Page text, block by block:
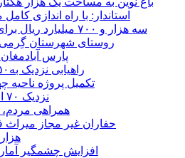
استاندار: با راه اندازی
سه هزار و ۷۰۰ میلیارد ریال برای توسعه زیرساخت عشایر اردبیل ابلاغ شد
۴۰ روستای شهرستان
پارس آبادمغان ۸۵ درصد بذر ذرت کشور را تامین می کند
راهیابی نزدیک به۵۰ اثر هنرمندان اردبیلی به جشنواره فیروزه
تکمیل پروژه ناحیه
نزدیک ۷۰ انشعاب غیرمجاز برق در اردبیل برچیده شد
همراهی مردم،
حفاران غیر مجاز
۸۰
افزایش چشمگیر آمار